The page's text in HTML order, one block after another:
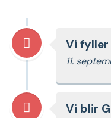
Vi fyller
11.
Vi blir